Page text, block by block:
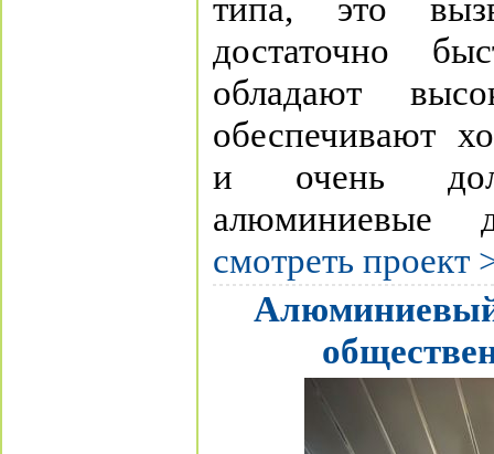
типа, это
достаточно
обладают
обеспечивают
и очень
алюминиевые
смотреть проект